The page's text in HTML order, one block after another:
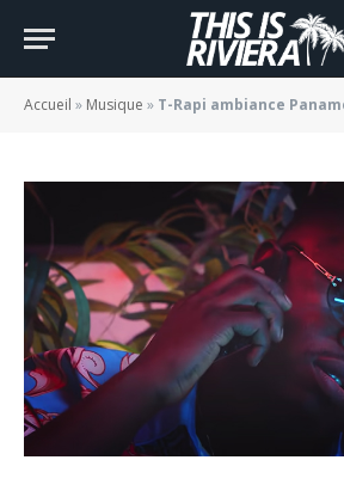
Accueil » Musique » T-Rapi ambiance Paname avec
BY JADE MORGANE BLOGGER